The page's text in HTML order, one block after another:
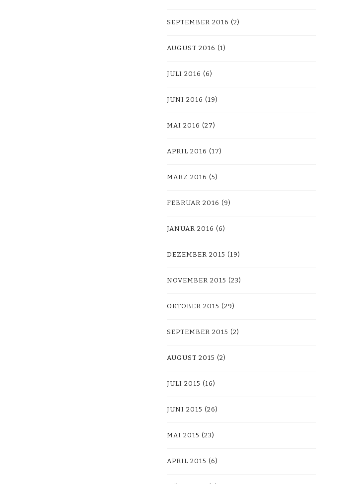
SEPTEMBER 2016 (2)
AUGUST 2016 (1)
JULI 2016 (6)
JUNI 2016 (19)
MAI 2016 (27)
APRIL 2016 (17)
MÄRZ 2016 (5)
FEBRUAR 2016 (9)
JANUAR 2016 (6)
DEZEMBER 2015 (19)
NOVEMBER 2015 (23)
OKTOBER 2015 (29)
SEPTEMBER 2015 (2)
AUGUST 2015 (2)
JULI 2015 (16)
JUNI 2015 (26)
MAI 2015 (23)
APRIL 2015 (6)